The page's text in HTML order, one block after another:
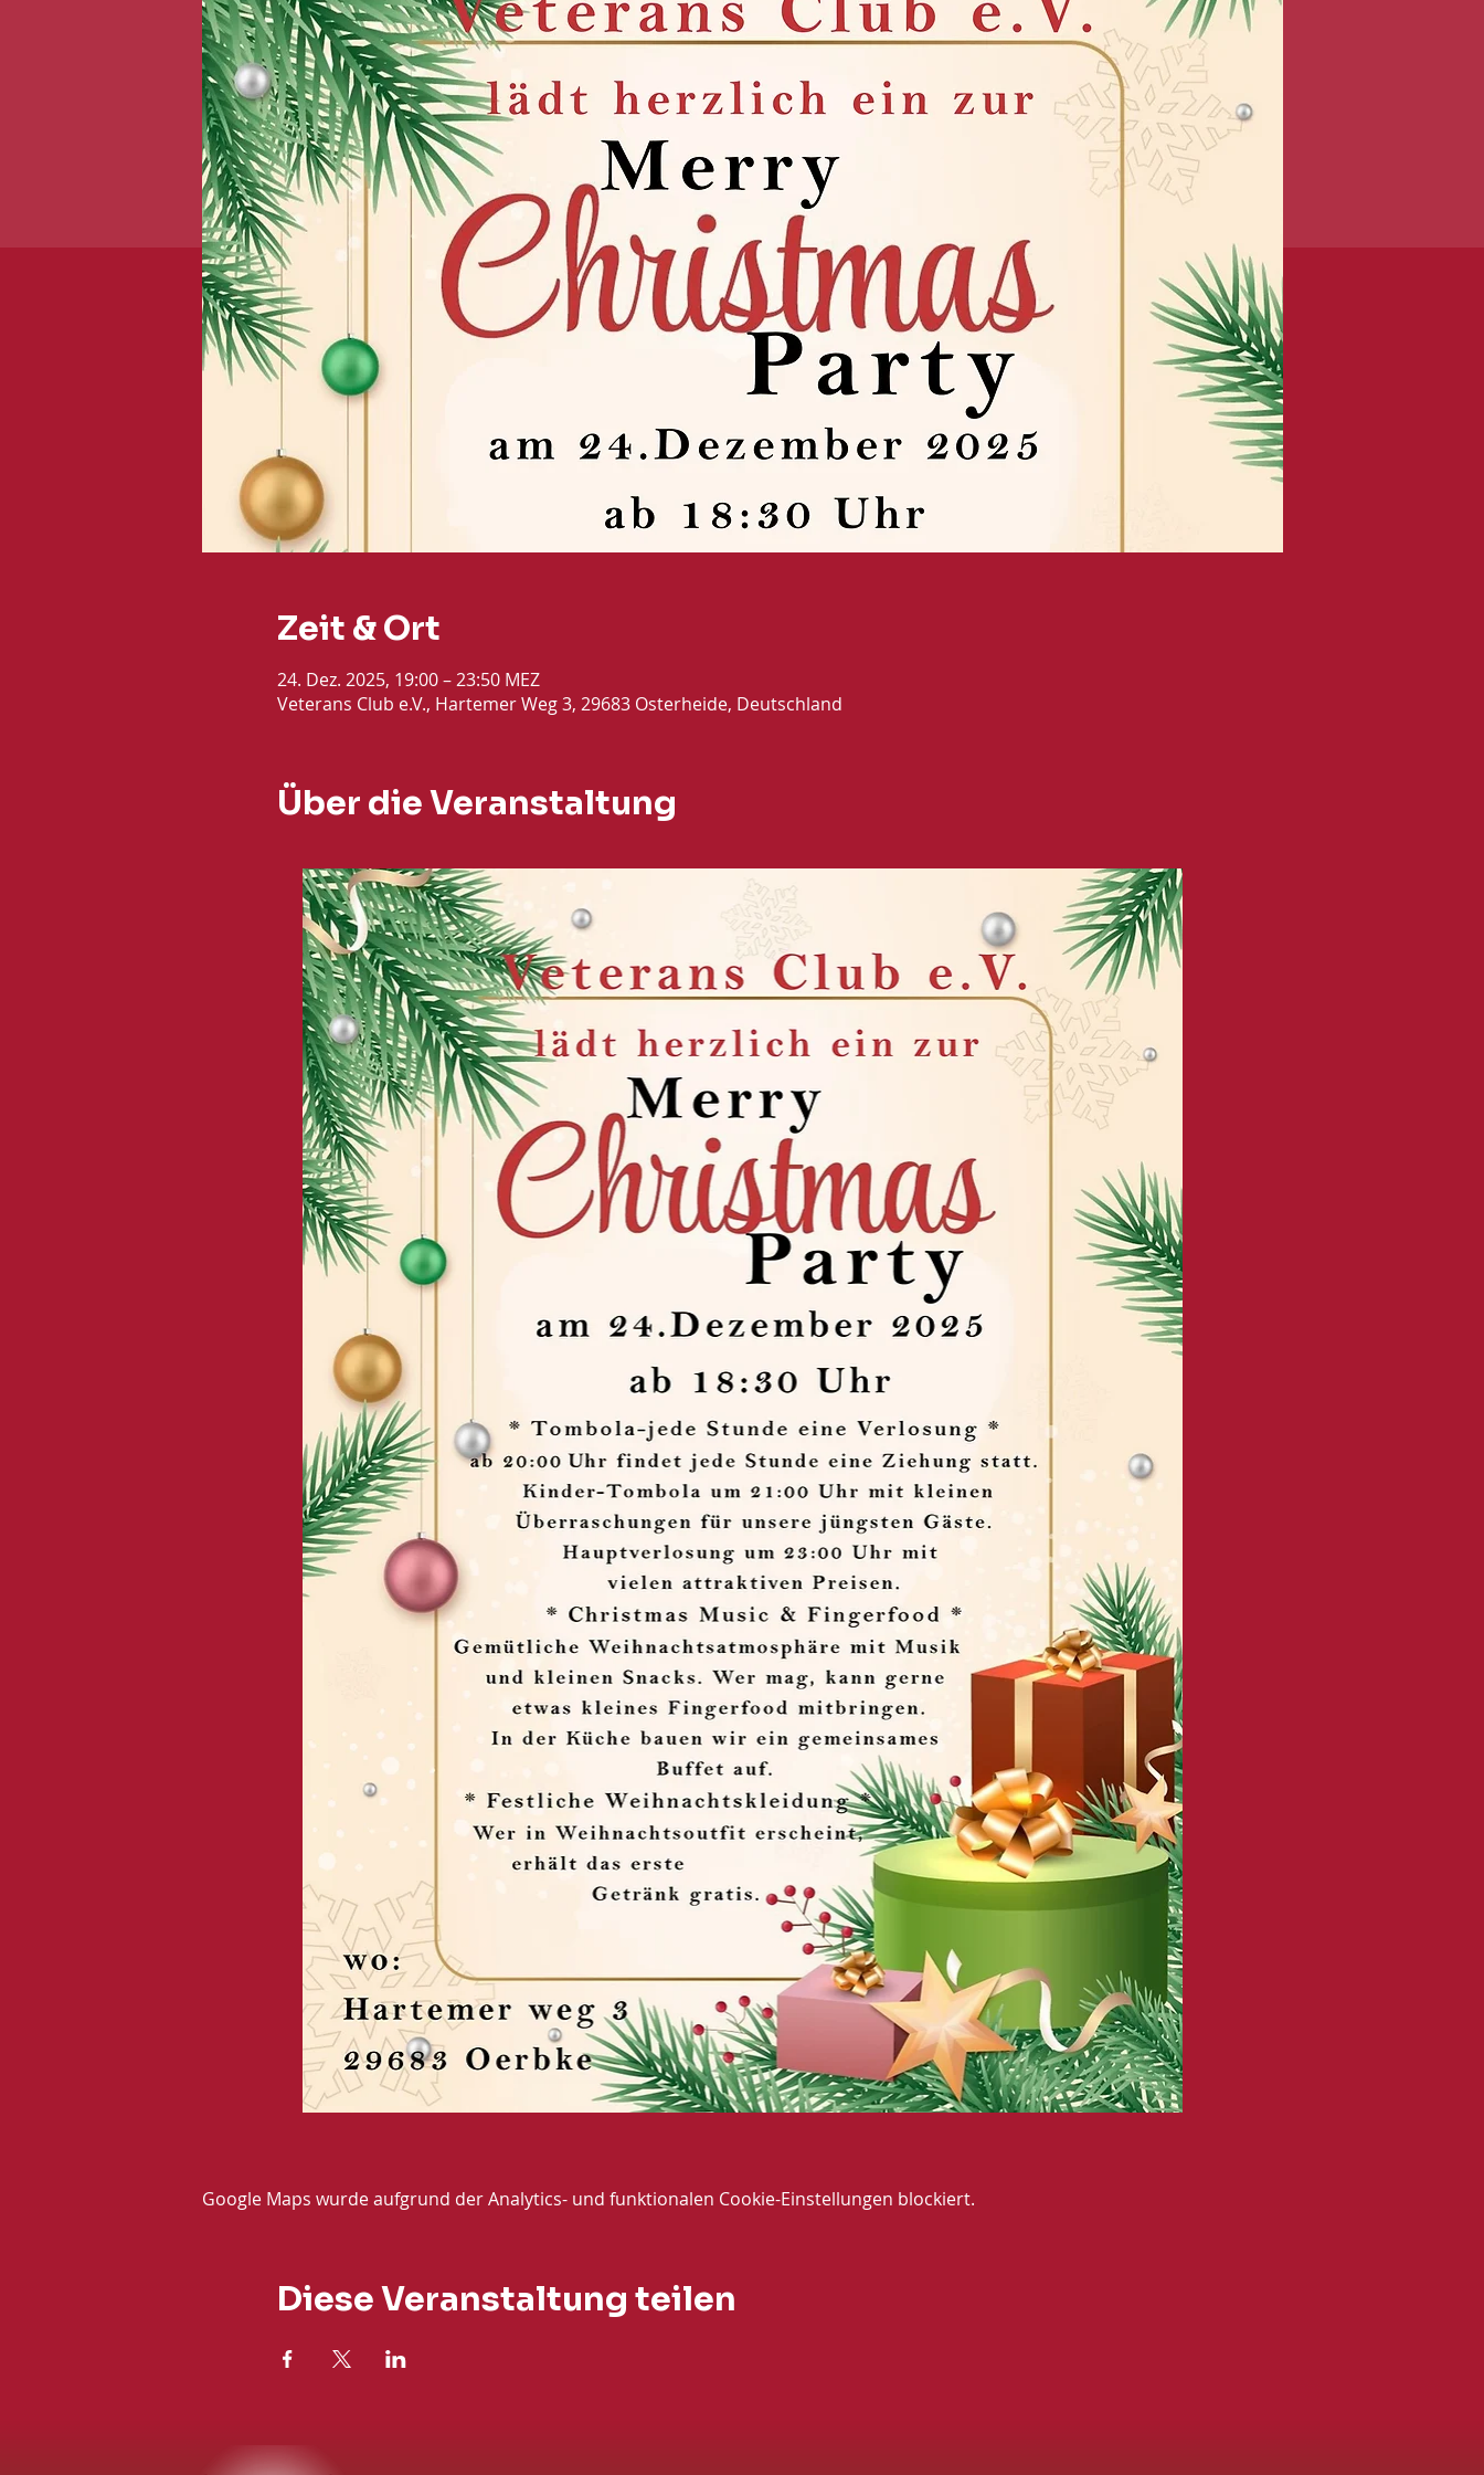
Zeit & Ort
24. Dez. 2025, 19:00 – 23:50 MEZ
Veterans Club e.V., Hartemer Weg 3, 29683 Osterheide, Deutschland
Über die Veranstaltung
Google Maps wurde aufgrund der Analytics- und funktionalen Cookie-Einstellungen blockiert.
Diese Veranstaltung teilen